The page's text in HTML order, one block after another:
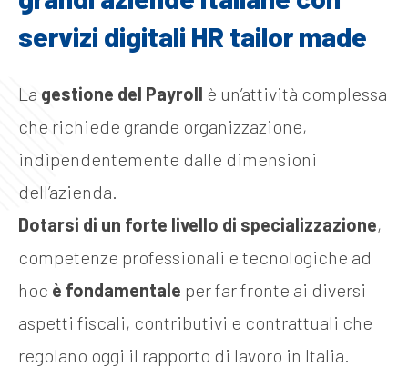
servizi digitali HR tailor made
La gestione del Payroll è un’attività complessa
che richiede grande organizzazione,
indipendentemente dalle dimensioni
dell’azienda.
Dotarsi di un forte livello di specializzazione,
competenze professionali e tecnologiche ad
hoc è fondamentale per far fronte ai diversi
aspetti fiscali, contributivi e contrattuali che
regolano oggi il rapporto di lavoro in Italia.